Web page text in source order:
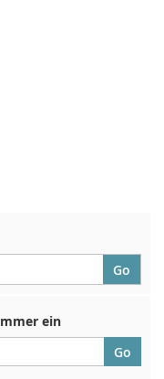
ein